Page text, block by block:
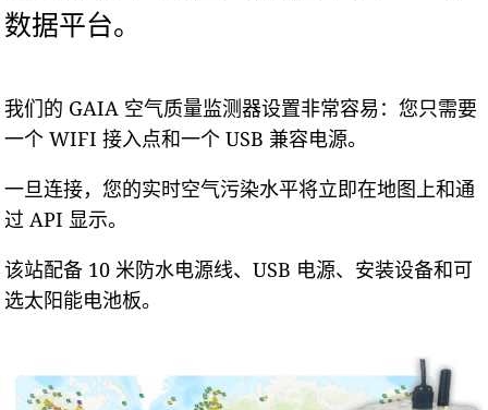
数据平台。
我们的 GAIA 空气质量监测器设置非常容易：您只需要
一个 WIFI 接入点和一个 USB 兼容电源。
一旦连接，您的实时空气污染水平将立即在地图上和通
过 API 显示。
该站配备 10 米防水电源线、USB 电源、安装设备和可
选太阳能电池板。